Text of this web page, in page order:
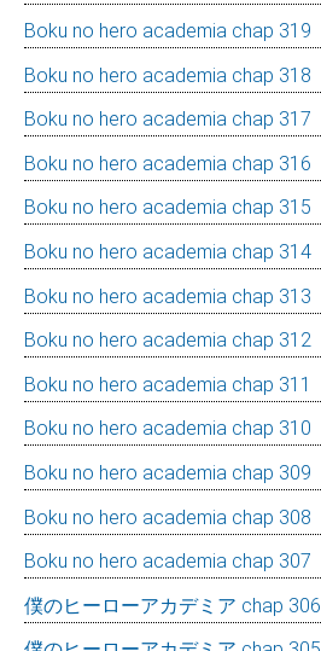
Boku no hero academia chap 319
Boku no hero academia chap 318
Boku no hero academia chap 317
Boku no hero academia chap 316
Boku no hero academia chap 315
Boku no hero academia chap 314
Boku no hero academia chap 313
Boku no hero academia chap 312
Boku no hero academia chap 311
Boku no hero academia chap 310
Boku no hero academia chap 309
Boku no hero academia chap 308
Boku no hero academia chap 307
僕のヒーローアカデミア chap 306